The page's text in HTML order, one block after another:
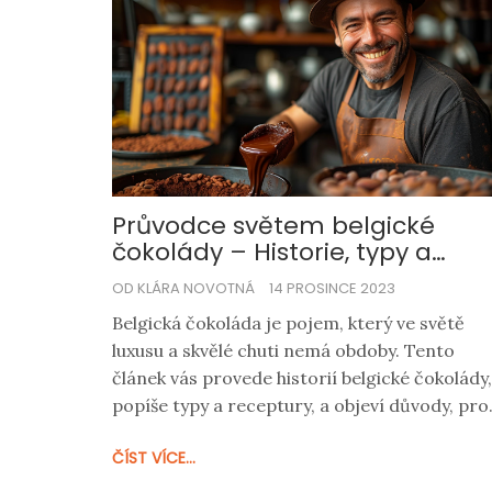
omáčku.
Průvodce světem belgické
čokolády – Historie, typy a
důvody, proč ji milujeme
OD KLÁRA NOVOTNÁ 14 PROSINCE 2023
Belgická čokoláda je pojem, který ve světě
luxusu a skvělé chuti nemá obdoby. Tento
článek vás provede historií belgické čokolády,
popíše typy a receptury, a objeví důvody,
jedinečný. Dozvíte se, co dělá belgickou
ČÍST VÍCE...